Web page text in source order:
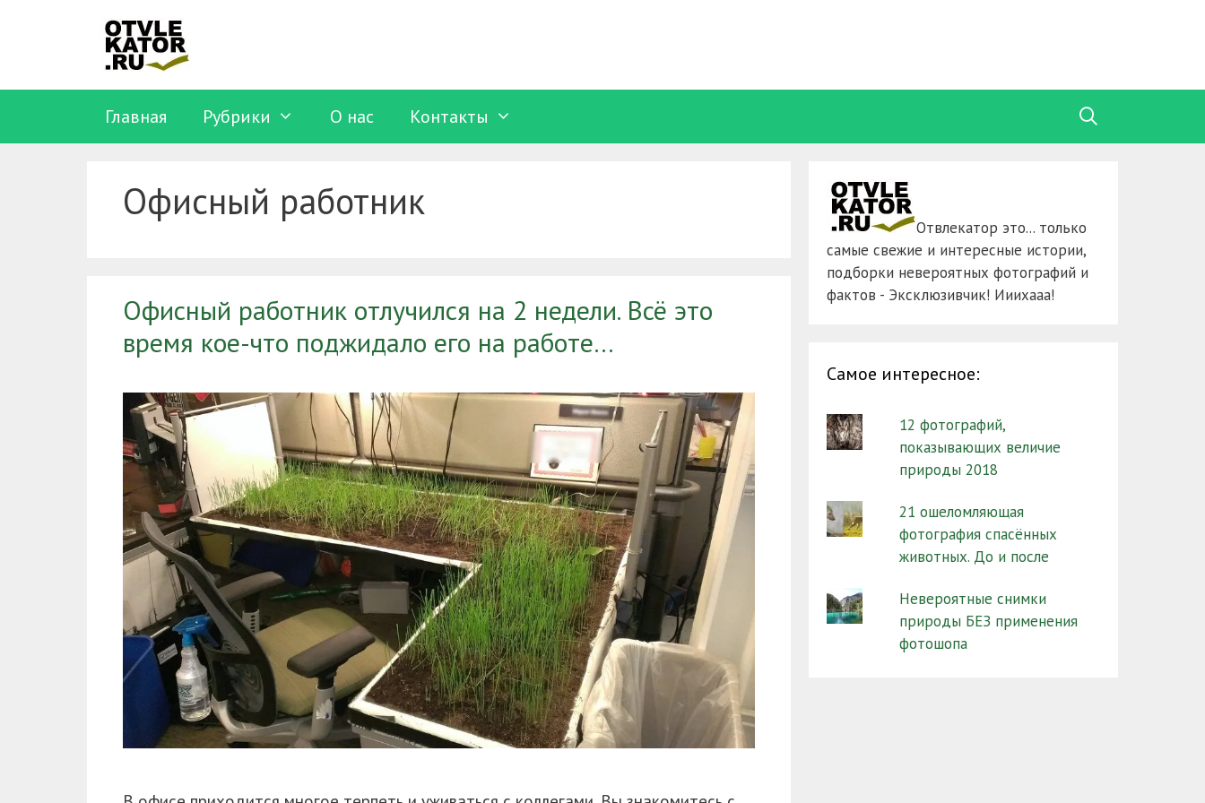
Главная Рубрики O нас Контакты
Офисный работник
Офисный работник отлучился на 2 недели. Всё это
время кое-что поджидало его на работе…
Отвлекатор это... только
самые свежие и интересные истории,
подборки невероятных фотографий и
фактов - Эксклюзивчик! Ииихааа!
Самое интересное:
12 фотографий,
показывающих величие
природы 2018
21 ошеломляющая
фотография спасённых
животных. До и после
Невероятные снимки
природы БЕЗ применения
фотошопа